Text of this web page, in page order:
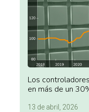
Los
en más de un
13 de abril, 2026